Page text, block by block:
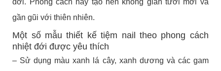
gần gũi với thiên nhiên.
Một số mẫu thiết kế tiệm nail theo phong cách
nhiệt đới được yêu thích
– Sử dụng màu xanh lá cây, xanh dương và các gam